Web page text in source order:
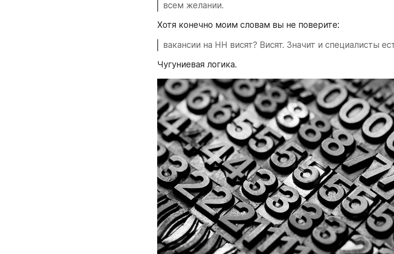
всем желании.
Хотя конечно моим словам вы не поверите:
вакансии на HH висят? Висят. Значит и специалисты
Чугуниевая логика.